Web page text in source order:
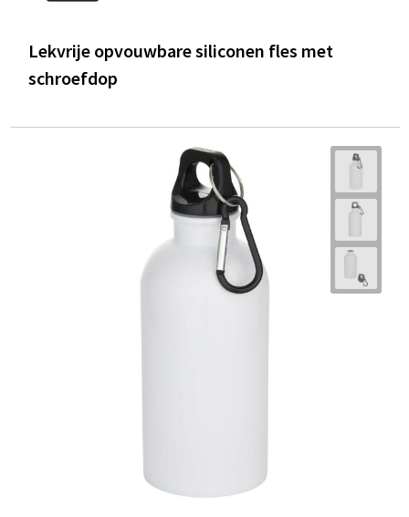
Lekvrije opvouwbare siliconen fles met
schroefdop